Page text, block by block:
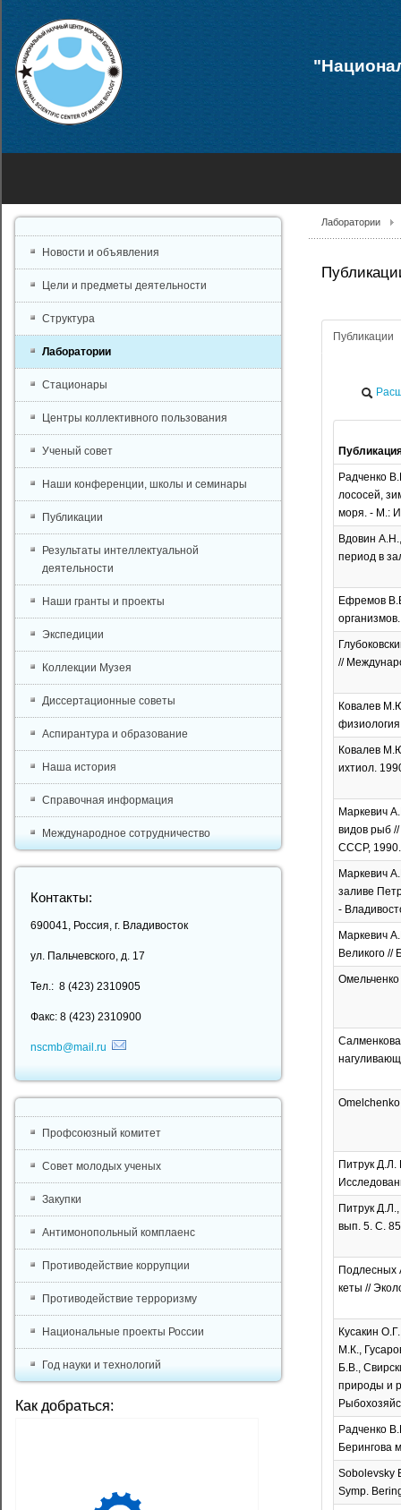
Лаборатории
Публикации
Радченко
лососей,
моря. - М.:
Вдовин
период в
Ефремов
//
Ковалев
Ковалев
ихтиол.
Маркевич
видов рыб //
СССР,
Маркевич
заливе
-
Маркевич
Великого
Питрук Д.Л.
Питрук
вып. 5. С.
Подлесных
кеты //
Кусакин
М.К.,
Б.В.,
природы и
Радченко
Берингова
Sobolevsky
Symp.
Новости и объявления
Цели и предметы деятельности
Структура
Лаборатории
Стационары
Центры коллективного пользования
Ученый совет
Наши конференции, школы и семинары
Публикации
Результаты интеллектуальной
деятельности
Наши гранты и проекты
Экспедиции
Коллекции Музея
Диссертационные советы
Аспирантура и образование
Наша история
Справочная информация
Международное сотрудничество
Контакты:
690041, Россия, г. Владивосток
ул. Пальчевского, д. 17
Тел.: 8 (423) 2310905
Факс: 8 (423) 2310900
nscmb@mail.ru
Профсоюзный комитет
Совет молодых ученых
Закупки
Антимонопольный комплаенс
Противодействие коррупции
Противодействие терроризму
Национальные проекты России
Год науки и технологий
Как добраться: